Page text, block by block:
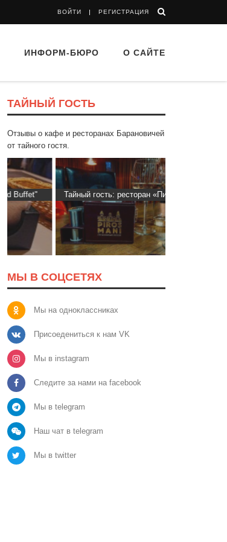
ВОЙТИ РЕГИСТРАЦИЯ
ИНФОРМ-БЮРО О САЙТЕ
ТАЙНЫЙ ГОСТЬ
Отзывы о кафе и ресторанах Барановичей
от тайного гостя.
Тайный гость: ресторан «Пиросмани»
МЫ В СОЦСЕТЯХ
Мы на одноклассниках
Присоедениться к нам VK
Мы в instagram
Следите за нами на facebook
Мы в telegram
Наш чат в telegram
Мы в twitter